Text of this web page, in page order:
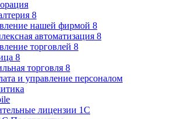
8
нашей фирмой 8
автоматизация 8
торговлей 8
8
торговля 8
и управление персоналом
лицензии 1С